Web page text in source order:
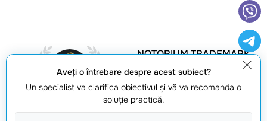
NOTORIUM TRADEMARK
AWARDS
Trofeul Notorium 2017,
Medalia de Aur Notorium
2018, Medalia de Aur
Aveţi o întrebare despre acest subiect?
Un specialist va clarifica obiectivul şi vă va recomanda o
soluţie practică.